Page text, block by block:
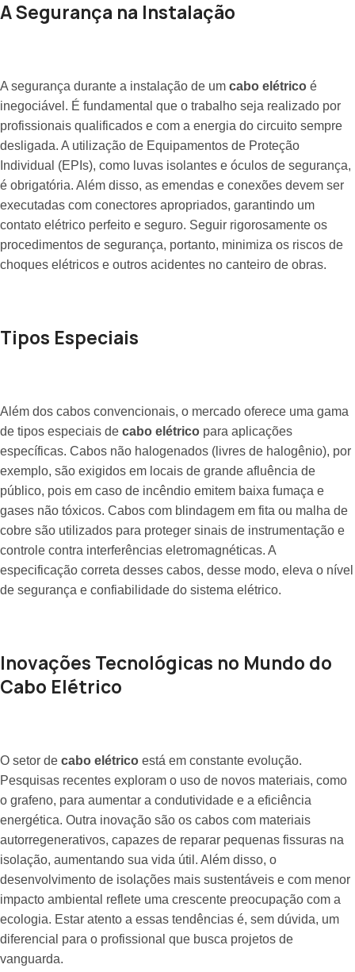
A Segurança na Instalação
A segurança durante a instalação de um cabo elétrico é
inegociável. É fundamental que o trabalho seja realizado por
profissionais qualificados e com a energia do circuito sempre
desligada. A utilização de Equipamentos de Proteção
Individual (EPIs), como luvas isolantes e óculos de segurança,
é obrigatória. Além disso, as emendas e conexões devem ser
executadas com conectores apropriados, garantindo um
contato elétrico perfeito e seguro. Seguir rigorosamente os
procedimentos de segurança, portanto, minimiza os riscos de
choques elétricos e outros acidentes no canteiro de obras.
Tipos Especiais
Além dos cabos convencionais, o mercado oferece uma gama
de tipos especiais de cabo elétrico para aplicações
específicas. Cabos não halogenados (livres de halogênio), por
exemplo, são exigidos em locais de grande afluência de
público, pois em caso de incêndio emitem baixa fumaça e
gases não tóxicos. Cabos com blindagem em fita ou malha de
cobre são utilizados para proteger sinais de instrumentação e
controle contra interferências eletromagnéticas. A
especificação correta desses cabos, desse modo, eleva o nível
de segurança e confiabilidade do sistema elétrico.
Inovações Tecnológicas no Mundo do
Cabo Elétrico
O setor de cabo elétrico está em constante evolução.
Pesquisas recentes exploram o uso de novos materiais, como
o grafeno, para aumentar a condutividade e a eficiência
energética. Outra inovação são os cabos com materiais
autorregenerativos, capazes de reparar pequenas fissuras na
isolação, aumentando sua vida útil. Além disso, o
desenvolvimento de isolações mais sustentáveis e com menor
impacto ambiental reflete uma crescente preocupação com a
ecologia. Estar atento a essas tendências é, sem dúvida, um
diferencial para o profissional que busca projetos de
vanguarda.